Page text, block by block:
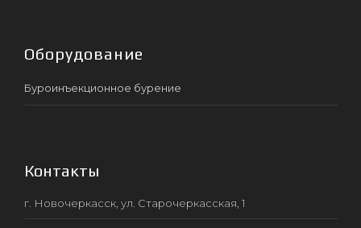
Оборудование
Буроинъекционное бурение
Контакты
г. Новочеркасск, ул. Старочеркасская, 1